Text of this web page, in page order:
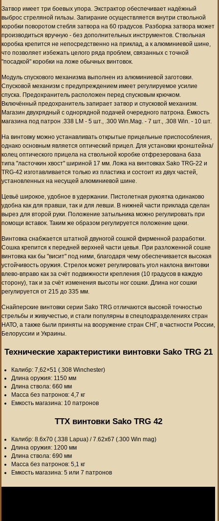
Затвор имеет три боевых упора. Экстрактор обеспечивает надёжный
выброс стреляной гильзы. Запирание осуществляется внутри ствольной
коробки поворотом стебля затвора на 60 градусов. Разборка затвора может
производиться вручную - без дополнительных инструментов. Ствольная
коробка крепится не непосредственно на приклад, а к алюминиевой шине,
что позволяет избежать целого ряда проблем, связанных с точной
"посадкой" коробки на ложе обычных винтовок.
Модуль спускового механизма выполнен из алюминиевой заготовки.
Спусковой механизм с предупреждением имеет регулируемое усилие
спуска. Предохранитель расположен перед спусковым крючком.
Включённый предохранитель запирает затвор и спусковой механизм.
Магазин двухрядный с однорядной подачей очередного патрона. Ёмкость
магазина под патрон .338 LM - 5 шт., .300 Win.Mag. - 7 шт., .308 Win. - 10 шт.
На винтовку можно устанавливать открытые прицельные приспособления,
однако основным является оптический прицел. Для установки кронштейна/
колец оптического прицела на ствольной коробке отфрезерована база
типа "ласточкин хвост" шириной 17 мм. Ложа на винтовках Sako TRG-22 и
TRG-42 изготавливается только из пластика и состоит из двух частей,
установленных на несущей алюминиевой шине.
Цевьё широкое, удобное в удержании. Пистолетная рукоятка одинаково
удобна как для правши, так и для левши. В нижней части приклада сделан
вырез для второй руки. Положение затыльника можно регулировать при
помощи вставок. Таким же образом регулируется положение щеки.
Винтовка снабжается штатной двуногой сошкой фирменной разработки.
Сошка крепится к передней верхней части цевья. При разложенной сошке
винтовка как бы "висит" под ними, благодаря чему обеспечивается высокая
устойчивость оружия. Стрелок может регулировать угол наклона винтовки
влево-вправо как за счёт подвижности крепления (10 градусов в каждую
сторону), так и за счёт изменения высоты ног сошки. Длина ног сошки
регулируется от 215 до 335 мм.
Снайперские винтовки серии Sako TRG отличаются высокой точностью
стрельбы и живучестью, и стали популярны в спецподразделениях стран
НАТО, а также были приняты на вооружение стран СНГ, в частности России,
Белоруссии и Украины.
Технические характеристики винтовки Sako TRG 21
Калибр: 7,62×51 (.308 Winchester)
Длина оружия: 1150 мм
Длина ствола: 660 мм
Масса без патронов: 4,7 кг
Емкость магазина: 10 патронов
ТТХ винтовки Sako TRG 42
Калибр: 8.6х70 (.338 Lapua) / 7.62х67 (.300 Win mag)
Длина оружия: 1200 мм
Длина ствола: 690 мм
Масса без патронов: 5,1 кг
Емкость магазина: 5 или 7 патронов